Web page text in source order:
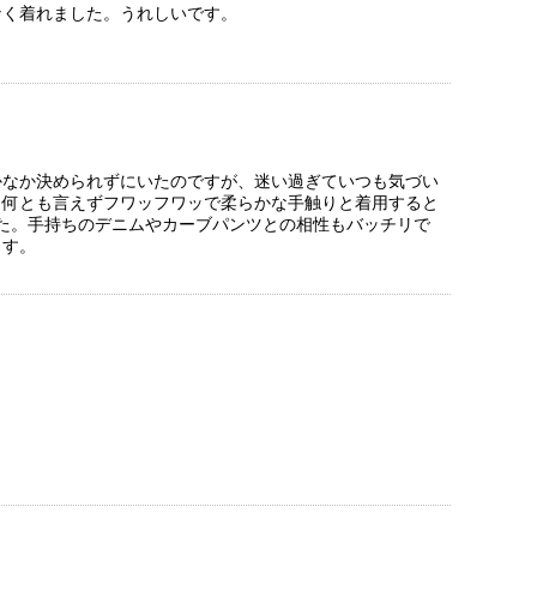
着れました。うれしいです。
か決められずにいたのですが、迷い過ぎていつも気づい
とも言えずフワッフワッで柔らかな手触りと着用すると
手持ちのデニムやカーブパンツとの相性もバッチリで
。